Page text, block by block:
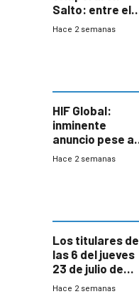
Salto: entre el
impacto
Hace 2 semanas
HIF Global:
inminente
anuncio pese a
declaración de
gobierno
Hace 2 semanas
Los titulares de
las 6 del jueves
23 de julio de
2026
Hace 2 semanas